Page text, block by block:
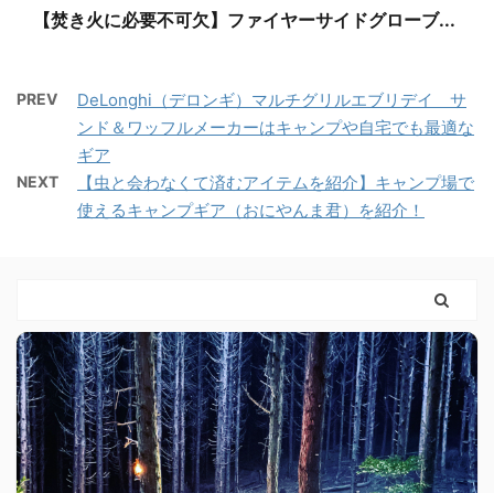
【焚き火に必要不可欠】ファイヤーサイドグローブ...
PREV
DeLonghi（デロンギ）マルチグリルエブリデイ サ
ンド＆ワッフルメーカーはキャンプや自宅でも最適な
ギア
NEXT
【虫と会わなくて済むアイテムを紹介】キャンプ場で
使えるキャンプギア（おにやんま君）を紹介！